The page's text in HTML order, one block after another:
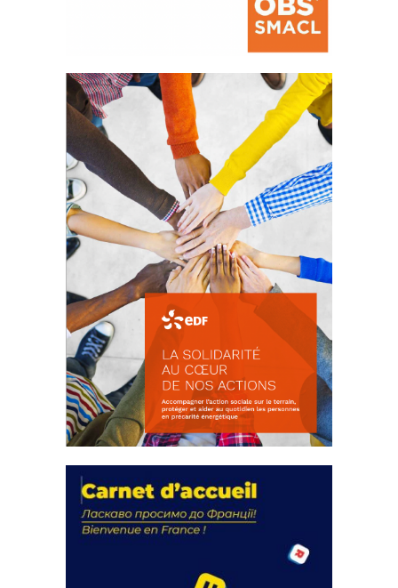
La prévention des conflits
d’intérêts
18 septembre 2023
FEUILLETER
actions
18 septembre 2023
FEUILLETER